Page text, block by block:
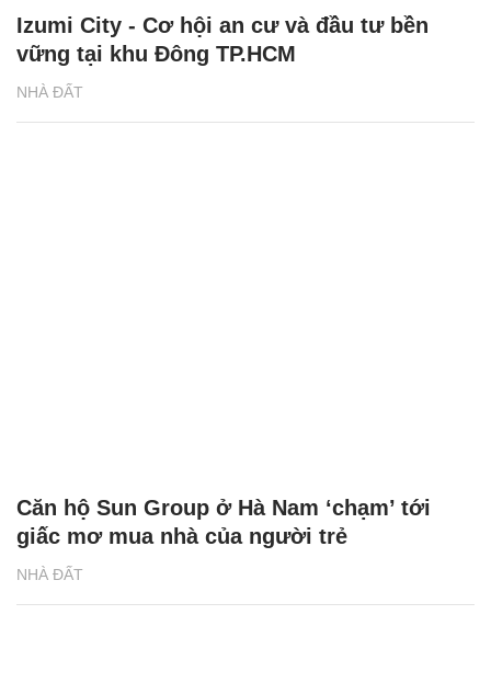
NHÀ ĐẤT
Izumi City - Cơ hội an cư và đầu tư bền
vững tại khu Đông TP.HCM
NHÀ ĐẤT
Căn hộ Sun Group ở Hà Nam ‘chạm’ tới
giấc mơ mua nhà của người trẻ